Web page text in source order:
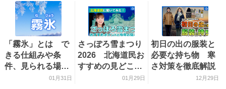
「霧氷」とは で
きる仕組みや条
件、見られる場所
01月31日
さっぽろ雪まつり
2026 北海道民お
すすめの見どころ
01月29日
初日の出の服装と
必要な持ち物 寒
さ対策を徹底解説
12月29日